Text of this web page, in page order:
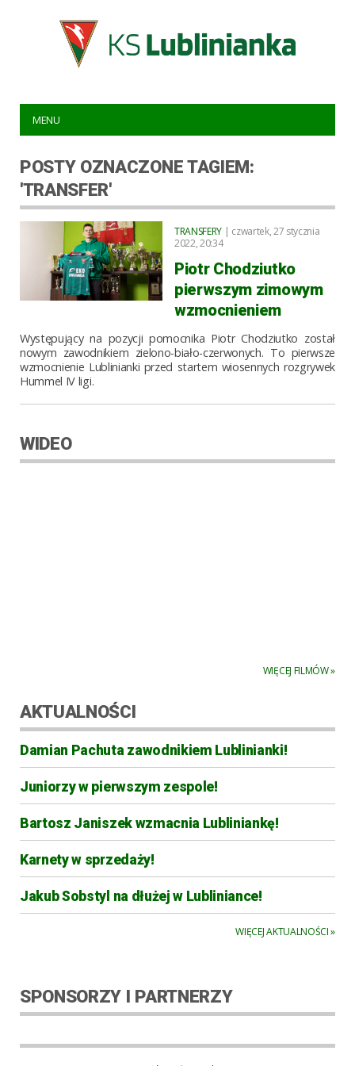
MENU
POSTY OZNACZONE TAGIEM:
'TRANSFER'
TRANSFERY | czwartek, 27 stycznia
2022, 20:34
Piotr Chodziutko
pierwszym zimowym
wzmocnieniem
Występujący na pozycji pomocnika Piotr Chodziutko został
nowym zawodnikiem zielono-biało-czerwonych. To pierwsze
wzmocnienie Lublinianki przed startem wiosennych rozgrywek
Hummel IV ligi.
WIDEO
WIĘCEJ FILMÓW »
AKTUALNOŚCI
Damian Pachuta zawodnikiem Lublinianki!
Juniorzy w pierwszym zespole!
Bartosz Janiszek wzmacnia Lubliniankę!
Karnety w sprzedaży!
Jakub Sobstyl na dłużej w Lubliniance!
WIĘCEJ AKTUALNOŚCI »
SPONSORZY I PARTNERZY